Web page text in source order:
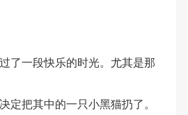
了一段快乐的时光。尤其是那
定把其中的一只小黑猫扔了。